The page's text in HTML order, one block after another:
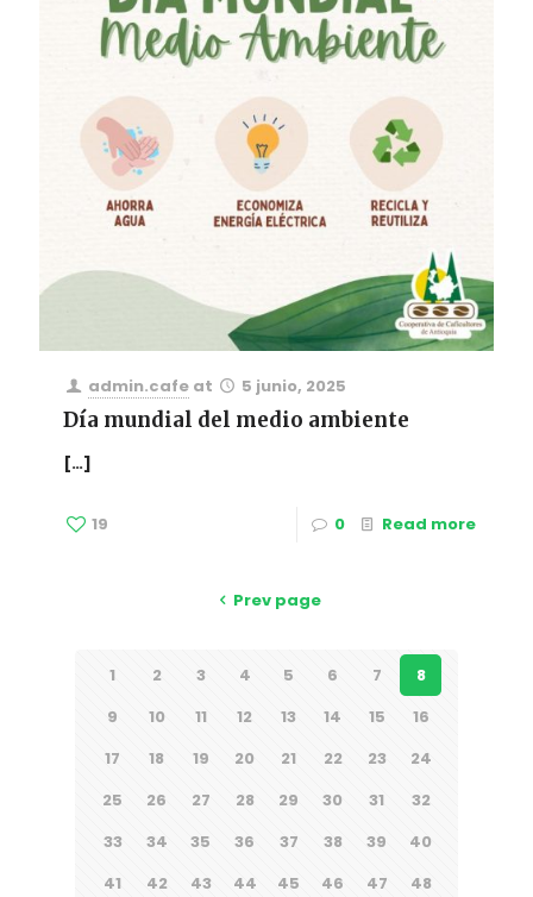
admin.cafe at 5 junio, 2025
Día mundial del medio ambiente
[…]
19 0 Read more
Prev page
1 2 3 4 5 6 7
8
9
10 11 12 13 14 15
16
17
18 19 20 21 22 23
24
25
26 27 28 29 30 31
32
33
34 35 36 37 38 39
40
41
42 43 44 45 46 47
48